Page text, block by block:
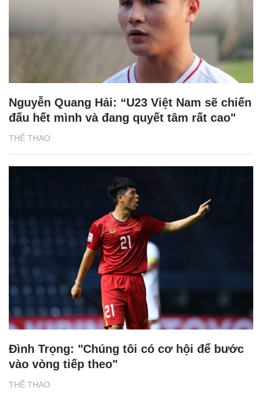
THỂ THAO
Nguyễn Quang Hải: “U23 Việt Nam sẽ chiến
đấu hết mình và đang quyết tâm rất cao"
THỂ THAO
Đình Trọng: "Chúng tôi có cơ hội để bước
vào vòng tiếp theo"